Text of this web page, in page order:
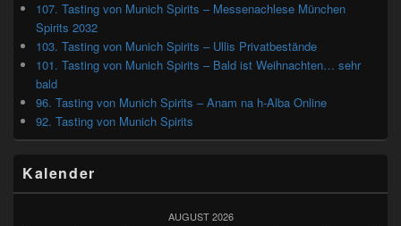
107. Tasting von Munich Spirits – Messenachlese München
Spirits 2032
103. Tasting von Munich Spirits – Ullis Privatbestände
101. Tasting von Munich Spirits – Bald ist Weihnachten… sehr
bald
96. Tasting von Munich Spirits – Anam na h-Alba Online
92. Tasting von Munich Spirits
Kalender
AUGUST 2026